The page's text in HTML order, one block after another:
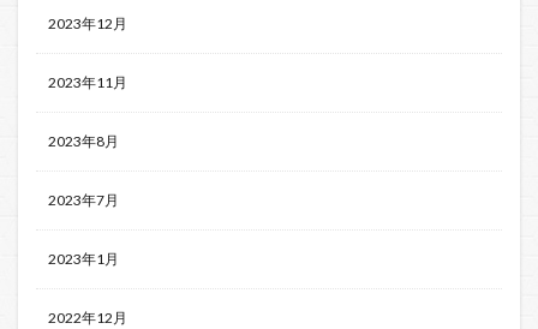
2023年12月
2023年11月
2023年8月
2023年7月
2023年1月
2022年12月